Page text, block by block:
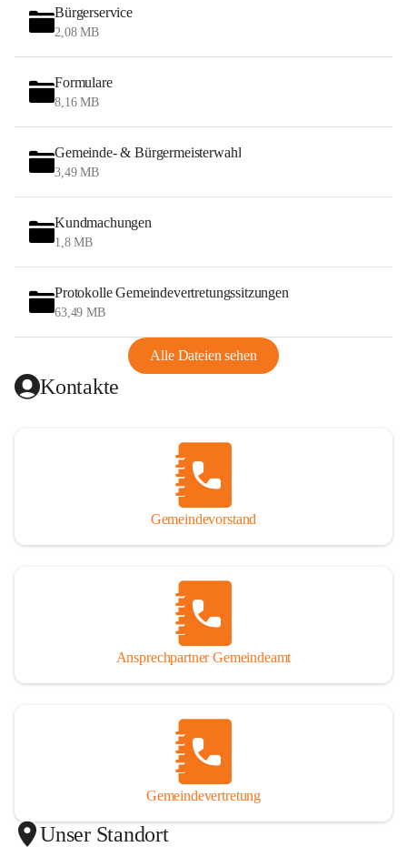
Bürgerservice
2,08 MB
Formulare
8,16 MB
Gemeinde- & Bürgermeisterwahl
3,49 MB
Kundmachungen
1,8 MB
Protokolle Gemeindevertretungssitzungen
63,49 MB
Alle Dateien sehen
Kontakte
Gemeindevorstand
Ansprechpartner Gemeindeamt
Gemeindevertretung
Unser Standort